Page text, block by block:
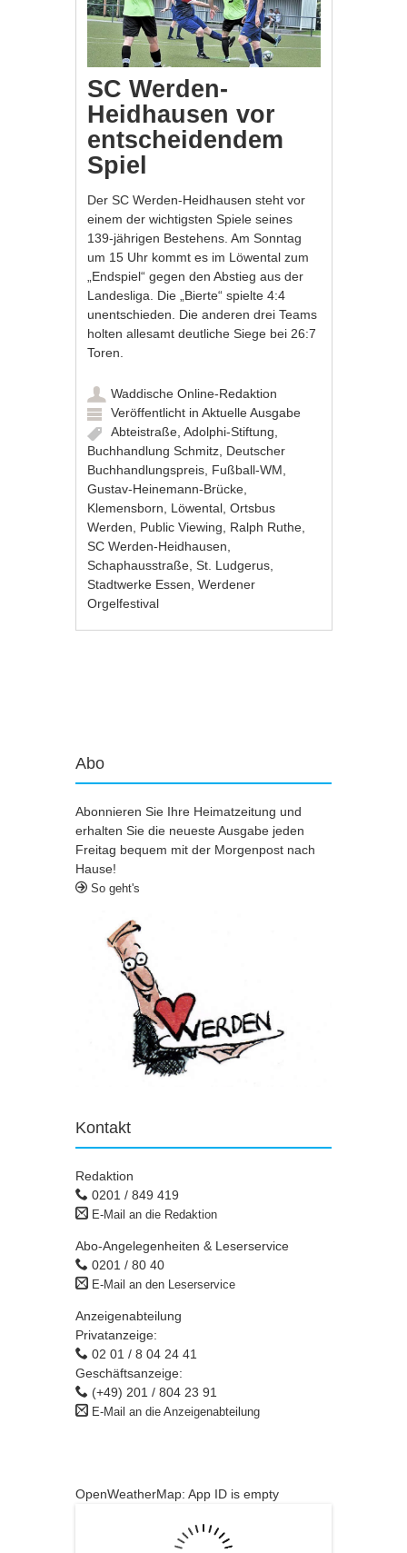
SC Werden-
Heidhausen vor
entscheidendem
Spiel
Der SC Werden-Heidhausen steht vor
einem der wichtigsten Spiele seines
139-jährigen Bestehens. Am Sonntag
um 15 Uhr kommt es im Löwental zum
„Endspiel“ gegen den Abstieg aus der
Landesliga. Die „Bierte“ spielte 4:4
unentschieden. Die anderen drei Teams
holten allesamt deutliche Siege bei 26:7
Toren.
Waddische Online-Redaktion
Veröffentlicht inAktuelle Ausgabe
Abteistraße ,Adolphi-Stiftung
Buchhandlung Schmitz Deutscher
Buchhandlungspreis Fußball-WM
Gustav-Heinemann-Brücke
Klemensborn
Löwental ,Ortsbus
Werden
Public Viewing Ralph Ruthe
SC Werden-Heidhausen
Schaphausstraße ,St. Ludgerus
Stadtwerke Essen ,Werdener
Orgelfestival
Abo
Abonnieren Sie Ihre Heimatzeitung und
erhalten Sie die neueste Ausgabe jeden
Freitag bequem mit der Morgenpost nach
Hause!
So geht's
Kontakt
Redaktion
0201 / 849 419
E-Mail an die Redaktion
Abo-Angelegenheiten & Leserservice
0201 / 80 40
E-Mail an den Leserservice
Anzeigenabteilung
Privatanzeige:
02 01 / 8 04 24 41
Geschäftsanzeige:
(+49) 201 / 804 23 91
E-Mail an die Anzeigenabteilung
OpenWeatherMap: App ID is empty